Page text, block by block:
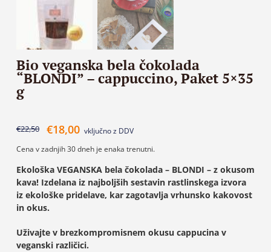
Bio veganska bela čokolada
“BLONDI” – cappuccino, Paket 5×35
g
€22,50 €18,00 vključno z DDV
Cena v zadnjih 30 dneh je enaka trenutni.
Ekološka VEGANSKA bela čokolada – BLONDI – z okusom
kava! Izdelana iz najboljših sestavin rastlinskega izvora
iz ekološke pridelave, kar zagotavlja vrhunsko kakovost
in okus.
Uživajte v brezkompromisnem okusu cappucina v
veganski različici.